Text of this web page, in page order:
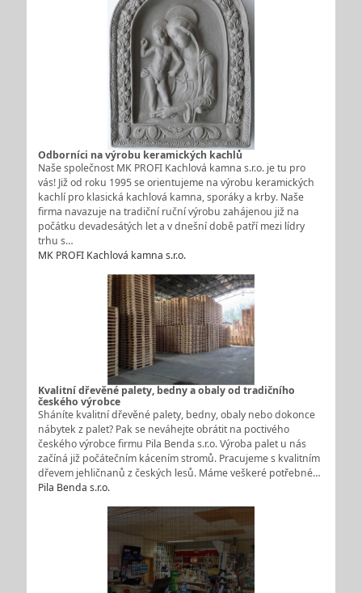
Odborníci na výrobu keramických kachlů
Naše společnost MK PROFI Kachlová kamna s.r.o. je tu pro
vás! Již od roku 1995 se orientujeme na výrobu keramických
kachlí pro klasická kachlová kamna, sporáky a krby. Naše
firma navazuje na tradiční ruční výrobu zahájenou již na
počátku devadesátých let a v dnešní době patří mezi lídry
trhu s…
MK PROFI Kachlová kamna s.r.o.
Kvalitní dřevěné palety, bedny a obaly od tradičního
českého výrobce
Sháníte kvalitní dřevěné palety, bedny, obaly nebo dokonce
nábytek z palet? Pak se neváhejte obrátit na poctivého
českého výrobce firmu Pila Benda s.r.o. Výroba palet u nás
začíná již počátečním kácením stromů. Pracujeme s kvalitním
dřevem jehličnanů z českých lesů. Máme veškeré potřebné…
Pila Benda s.r.o.